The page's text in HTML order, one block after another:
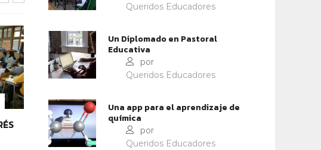
IDENTIDAD Y PERTENENCIA
PROFESORES: PORTADORES
DE ESPERANZA
ESCOLAR
Queridos Educadores
Un Diplomado en Pastoral
Educativa
por
Queridos Educadores
Una app para el aprendizaje de
química
por
Queridos Educadores